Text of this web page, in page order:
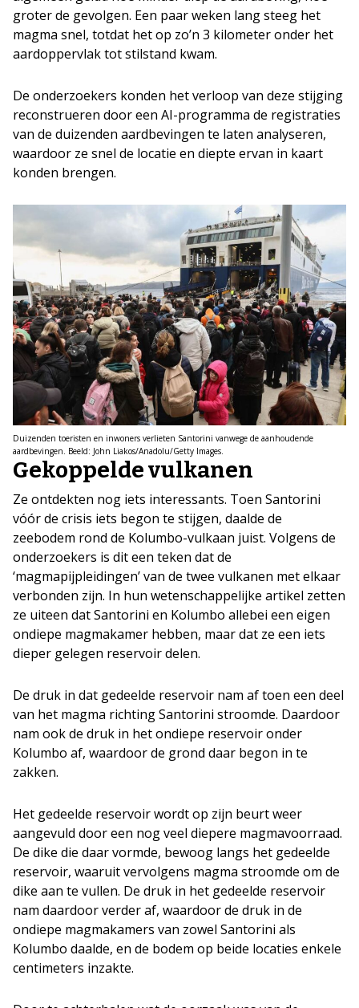
groter de gevolgen. Een paar weken lang steeg het
magma snel, totdat het op zo’n 3 kilometer onder het
aardoppervlak tot stilstand kwam.
De onderzoekers konden het verloop van deze stijging
reconstrueren door een AI-programma de registraties
van de duizenden aardbevingen te laten analyseren,
waardoor ze snel de locatie en diepte ervan in kaart
konden brengen.
Duizenden toeristen en inwoners verlieten Santorini vanwege de aanhoudende
aardbevingen. Beeld: John Liakos/Anadolu/Getty Images.
Gekoppelde vulkanen
Ze ontdekten nog iets interessants. Toen Santorini
vóór de crisis iets begon te stijgen, daalde de
zeebodem rond de Kolumbo-vulkaan juist. Volgens de
onderzoekers is dit een teken dat de
‘magmapijpleidingen’ van de twee vulkanen met elkaar
verbonden zijn. In hun wetenschappelijke artikel zetten
ze uiteen dat Santorini en Kolumbo allebei een eigen
ondiepe magmakamer hebben, maar dat ze een iets
dieper gelegen reservoir delen.
De druk in dat gedeelde reservoir nam af toen een deel
van het magma richting Santorini stroomde. Daardoor
nam ook de druk in het ondiepe reservoir onder
Kolumbo af, waardoor de grond daar begon in te
zakken.
Het gedeelde reservoir wordt op zijn beurt weer
aangevuld door een nog veel diepere magmavoorraad.
De dike die daar vormde, bewoog langs het gedeelde
reservoir, waaruit vervolgens magma stroomde om de
dike aan te vullen. De druk in het gedeelde reservoir
nam daardoor verder af, waardoor de druk in de
ondiepe magmakamers van zowel Santorini als
Kolumbo daalde, en de bodem op beide locaties enkele
centimeters inzakte.